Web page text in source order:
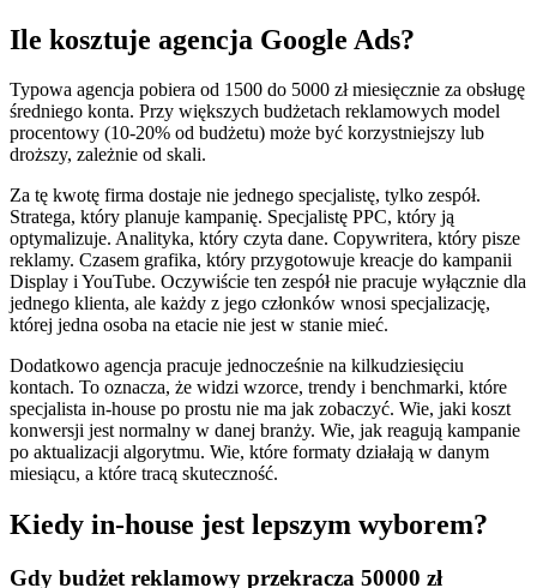
Ile kosztuje agencja Google Ads?
Typowa agencja pobiera od 1500 do 5000 zł miesięcznie za obsługę
średniego konta. Przy większych budżetach reklamowych model
procentowy (10-20% od budżetu) może być korzystniejszy lub
droższy, zależnie od skali.
Za tę kwotę firma dostaje nie jednego specjalistę, tylko zespół.
Stratega, który planuje kampanię. Specjalistę PPC, który ją
optymalizuje. Analityka, który czyta dane. Copywritera, który pisze
reklamy. Czasem grafika, który przygotowuje kreacje do kampanii
Display i YouTube. Oczywiście ten zespół nie pracuje wyłącznie dla
jednego klienta, ale każdy z jego członków wnosi specjalizację,
której jedna osoba na etacie nie jest w stanie mieć.
Dodatkowo agencja pracuje jednocześnie na kilkudziesięciu
kontach. To oznacza, że widzi wzorce, trendy i benchmarki, które
specjalista in-house po prostu nie ma jak zobaczyć. Wie, jaki koszt
konwersji jest normalny w danej branży. Wie, jak reagują kampanie
po aktualizacji algorytmu. Wie, które formaty działają w danym
miesiącu, a które tracą skuteczność.
Kiedy in-house jest lepszym wyborem?
Gdy budżet reklamowy przekracza 50000 zł